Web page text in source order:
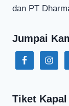
dan PT
Jumpai
Tiket Kapal